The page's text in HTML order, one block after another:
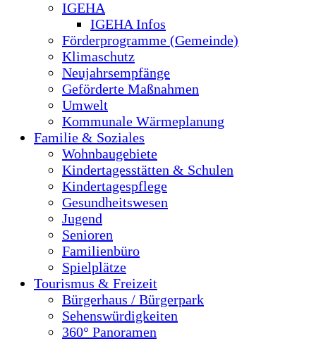
IGEHA
IGEHA Infos
Förderprogramme (Gemeinde)
Klimaschutz
Neujahrsempfänge
Geförderte Maßnahmen
Umwelt
Kommunale Wärmeplanung
Familie & Soziales
Wohnbaugebiete
Kindertagesstätten & Schulen
Kindertagespflege
Gesundheitswesen
Jugend
Senioren
Familienbüro
Spielplätze
Tourismus & Freizeit
Bürgerhaus / Bürgerpark
Sehenswürdigkeiten
360° Panoramen